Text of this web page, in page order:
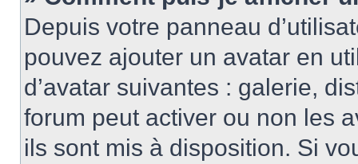
Depuis votre panneau
pouvez ajouter un avatar en
d’avatar suivantes : galerie,
forum peut activer ou non les
ils sont mis à disposition. Si